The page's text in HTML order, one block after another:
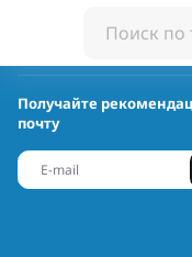
Получайте
почту